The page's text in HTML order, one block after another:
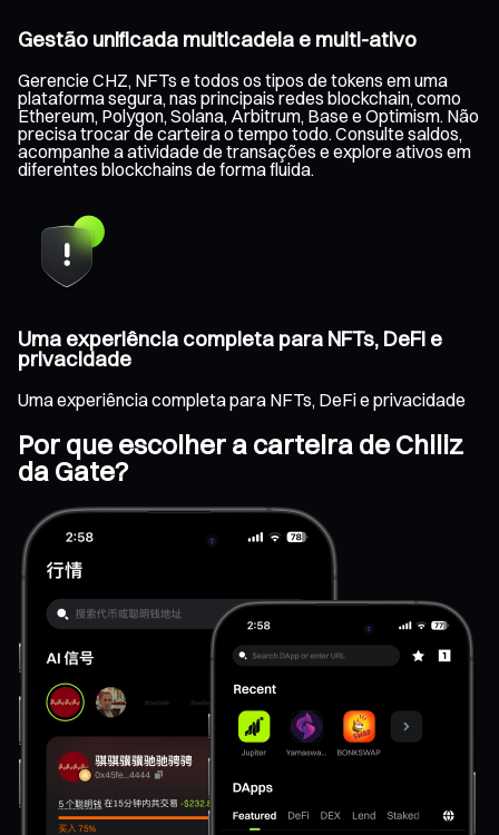
Gestão unificada multicadeia e multi-ativo
Gerencie CHZ, NFTs e todos os tipos de tokens em uma
plataforma segura, nas principais redes blockchain, como
Ethereum, Polygon, Solana, Arbitrum, Base e Optimism. Não
precisa trocar de carteira o tempo todo. Consulte saldos,
acompanhe a atividade de transações e explore ativos em
diferentes blockchains de forma fluida.
Uma experiência completa para NFTs, DeFi e
privacidade
Uma experiência completa para NFTs, DeFi e privacidade
Por que escolher a carteira de Chiliz
da Gate?